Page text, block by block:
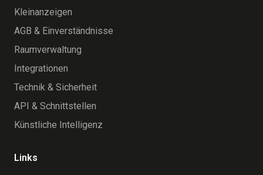
Kleinanzeigen
AGB & Einverständnisse
Raumverwaltung
Integrationen
Technik & Sicherheit
API & Schnittstellen
Künstliche Intelligenz
Links